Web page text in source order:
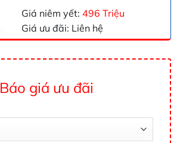
Báo giá ưu đãi
Giá niêm yết: 496 Triệu
Giá ưu đãi: Liên hệ